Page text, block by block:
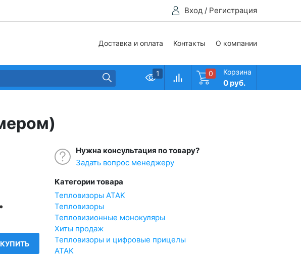
Вход / Регистрация
Доставка и оплата Контакты О компании
1 0 Корзина
0 руб.
КУПИТЬ
Нужна консультация по товару?
Задать вопрос менеджеру
Категории товара
Тепловизоры ATAK
Тепловизоры
Тепловизионные монокуляры
Хиты продаж
Тепловизоры и цифровые прицелы
ATAK